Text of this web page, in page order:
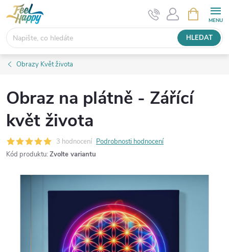
Přejít
na
obsah
HLEDAT
NÁKUPNÍ
KOŠÍK
Obrazy Květ života
Obraz na plátně - Zářící
květ života
3 hodnocení Podrobnosti hodnocení
Kód produktu: Zvolte variantu